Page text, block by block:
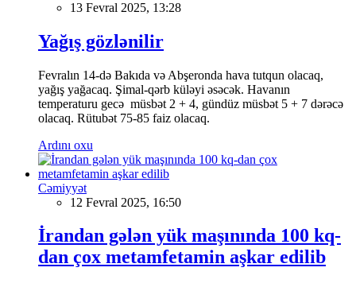
13 Fevral 2025, 13:28
Yağış gözlənilir
Fevralın 14-də Bakıda və Abşeronda hava tutqun olacaq,
yağış yağacaq. Şimal-qərb küləyi əsəcək. Havanın
temperaturu gecə müsbət 2 + 4, gündüz müsbət 5 + 7 dərəcə
olacaq. Rütubət 75-85 faiz olacaq.
Ardını oxu
Cəmiyyət
12 Fevral 2025, 16:50
İrandan gələn yük maşınında 100 kq-
dan çox metamfetamin aşkar edilib